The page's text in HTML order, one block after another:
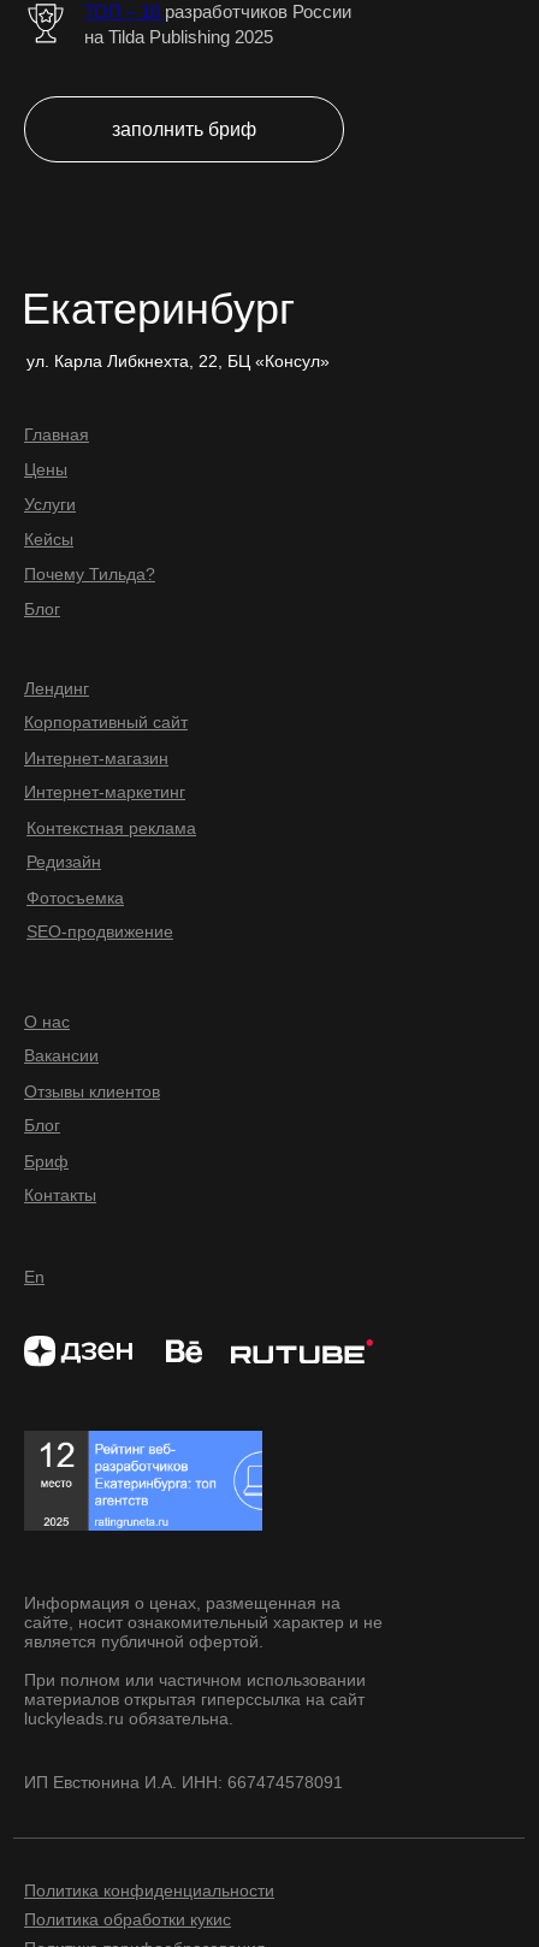
ТОП – 10 разработчиков Роcсии
на Tilda Publishing 2025
заполнить бриф
Главная
Цены
Кейсы
Почему Тильда?
Блог
Лендинг
Корпоративный сайт
Интернет-магазин
Контекстная реклама
Редизайн
Фотосъемка
SEO-продвижение
О нас
Вакансии
Бриф
Отзывы клиентов
Блог
Контакты
Политика конфиденциальности
Политика обработки кукис
Екатеринбург
Информация о ценах, размещенная на
сайте, носит ознакомительный характер и не
является публичной офертой.
При полном или частичном использовании
материалов открытая гиперссылка на сайт
luckyleads.ru обязательна.
Интернет-маркетинг
Услуги
ул. Карла Либкнехта, 22, БЦ «Консул»
En
ИП Евстюнина И.А. ИНН: 667474578091